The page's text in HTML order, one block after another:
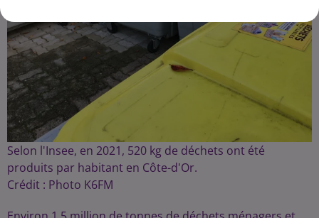
Selon l'Insee, en 2021, 520 kg de déchets ont été
produits par habitant en Côte-d'Or.
Crédit : Photo K6FM